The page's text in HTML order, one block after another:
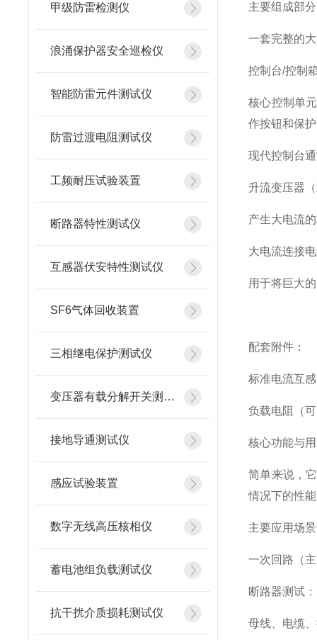
甲级防雷检测仪
浪涌保护器安全巡检仪
智能防雷元件测试仪
防雷过渡电阻测试仪
工频耐压试验装置
断路器特性测试仪
互感器伏安特性测试仪
SF6气体回收装置
三相继电保护测试仪
变压器有载分解开关测试仪
接地导通测试仪
感应试验装置
数字无线高压核相仪
蓄电池组负载测试仪
抗干扰介质损耗测试仪
主要组成部分
一套完整的
控制台/控制
核心控制单
作按钮和保
现代控制台
升流变压器
产生大电流
大电流连接
用于将巨大
配套附件：
标准电流互
负载电阻（
核心功能与
简单来说，
情况下的性
主要应用场
一次回路（
断路器测试
母线、电缆